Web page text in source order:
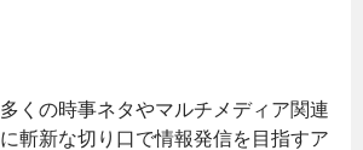
くの時事ネタやマルチメディア関連
斬新な切り口で情報発信を目指すア